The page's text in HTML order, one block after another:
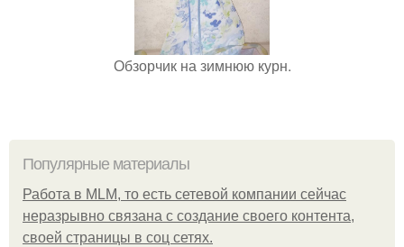
Обзорчик на зимнюю курн.
Популярные материалы
Работа в MLM, то есть сетевой компании сейчас
неразрывно связана с создание своего контента,
своей страницы в соц сетях.